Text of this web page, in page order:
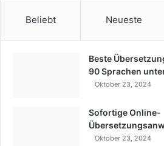
Beliebt Neueste
Beste
90 Sprachen
Oktober 23, 2024
Sofortige Online-
Oktober 23, 2024